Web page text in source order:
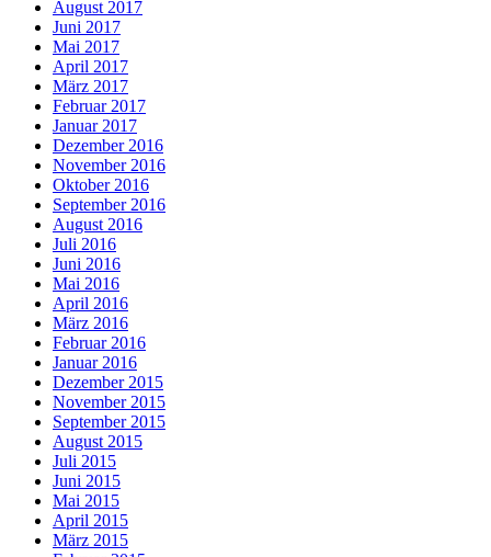
August 2017
Juni 2017
Mai 2017
April 2017
März 2017
Februar 2017
Januar 2017
Dezember 2016
November 2016
Oktober 2016
September 2016
August 2016
Juli 2016
Juni 2016
Mai 2016
April 2016
März 2016
Februar 2016
Januar 2016
Dezember 2015
November 2015
September 2015
August 2015
Juli 2015
Juni 2015
Mai 2015
April 2015
März 2015